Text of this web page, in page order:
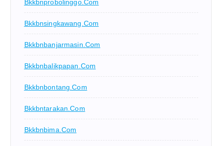
Bkkbnprobolinggo.com
Bkkbnsingkawang.com
Bkkbnbanjarmasin.com
Bkkbnbalikpapan.com
Bkkbnbontang.com
Bkkbntarakan.com
Bkkbnbima.com